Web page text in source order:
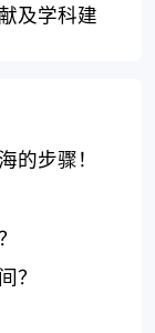
及学科建
的步骤！
？